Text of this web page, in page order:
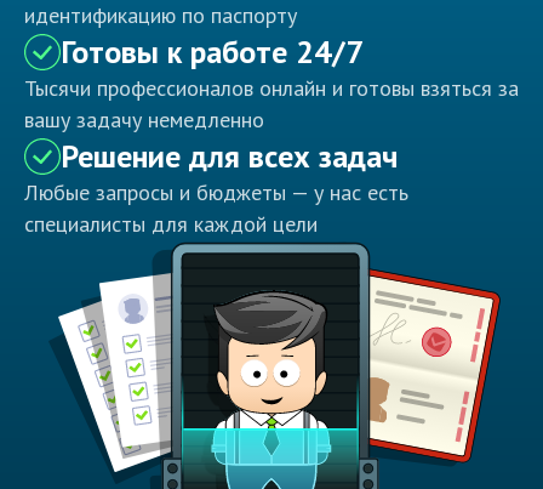
идентификацию по паспорту
Готовы к работе 24/7
Тысячи профессионалов онлайн и готовы взяться за
вашу задачу немедленно
Решение для всех задач
Любые запросы и бюджеты — у нас есть
специалисты для каждой цели